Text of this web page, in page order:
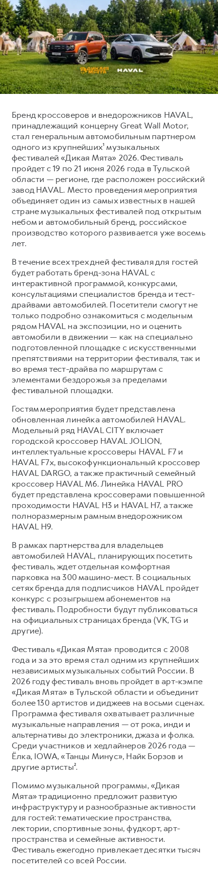
DARGO
от 3 199 000 ₽
DARGO X
от 3 499 000 ₽
F7
от 2 899 000 ₽
F7X
от 3 599 000 ₽
POER
от 3 449 000 ₽
Тест-драйв
Трейд-ин
КРЕДИТ И СТРАХОВАНИЕ
Кредитный калькулятор
Страхование
Кредит
КОРПОРАТИВНЫМ КЛИЕНТАМ
Для малого бизнеса
Корпоративным клиентам
Крупным корпоративным клиентам
Система управления автопарком
Сервис для корпоративных клиентов
HAVAL Лизинг
АКСЕССУАРЫ HAVAL
Автомобильные аксессуары
Коллекция CITY
Коллекция Базовая
Коллекция Детская
СЕРВИСНОЕ ОБСЛУЖИВАНИЕ
Нулевое ТО
Программа «Помощь на дороге»
Регламенты технического обслуживания
Электронный ПТС
GWM Безопасность
Гарантия HAVAL
Мобильное приложение GWM
Программа «HAVAL Защита+»
Руководства по эксплуатации
Подписки
АКСЕССУАРЫ HAVAL
Коллекция CITY
Коллекция Базовая
Коллекция Детская
О дилере
Наша команда
Контакты
Бренд кроссоверов и внедорожников HAVAL,
принадлежащий концерну Great Wall Motor,
стал генеральным автомобильным партнером
одного из крупнейших¹ музыкальных
фестивалей «Дикая Мята» 2026. Фестиваль
пройдет с 19 по 21 июня 2026 года в Тульской
области — регионе, где расположен российский
завод HAVAL. Место проведения мероприятия
объединяет один из самых известных в нашей
стране музыкальных фестивалей под открытым
небом и автомобильный бренд, российское
производство которого развивается уже восемь
лет.
В течение всех трех дней фестиваля для гостей
будет работать бренд-зона HAVAL с
интерактивной программой, конкурсами,
консультациями специалистов бренда и тест-
драйвами автомобилей. Посетители смогут не
только подробно ознакомиться с модельным
рядом HAVAL на экспозиции, но и оценить
автомобили в движении — как на специально
подготовленной площадке с искусственными
препятствиями на территории фестиваля, так и
во время тест-драйва по маршрутам с
элементами бездорожья за пределами
фестивальной площадки.
Гостям мероприятия будет представлена
обновленная линейка автомобилей HAVAL.
Модельный ряд HAVAL CITY включает
городской кроссовер HAVAL JOLION,
интеллектуальные кроссоверы HAVAL F7 и
HAVAL F7x, высокофункциональный кроссовер
HAVAL DARGO, а также практичный семейный
кроссовер HAVAL M6. Линейка HAVAL PRO
будет представлена кроссоверами повышенной
проходимости HAVAL H3 и HAVAL H7, а также
полноразмерным рамным внедорожником
HAVAL H9.
В рамках партнерства для владельцев
автомобилей HAVAL, планирующих посетить
фестиваль, ждет отдельная комфортная
парковка на 300 машино-мест. В социальных
сетях бренда для подписчиков HAVAL пройдет
конкурс с розыгрышем абонементов на
фестиваль. Подробности будут публиковаться
на официальных страницах бренда (VK, TG и
другие).
Фестиваль «Дикая Мята» проводится с 2008
года и за это время стал одним из крупнейших
независимых музыкальных событий России. В
2026 году фестиваль вновь пройдет в арт-кэмпе
«Дикая Мята» в Тульской области и объединит
более 130 артистов и диджеев на восьми сценах.
Программа фестиваля охватывает различные
музыкальные направления — от рока, инди и
альтернативы до электроники, джаза и фолка.
Среди участников и хедлайнеров 2026 года —
Ёлка, IOWA, «Танцы Минус», Найк Борзов и
другие артисты².
Помимо музыкальной программы, «Дикая
Мята» традиционно предложит развитую
инфраструктуру и разнообразные активности
для гостей: тематические пространства,
лектории, спортивные зоны, фудкорт, арт-
пространства и семейные активности.
Фестиваль ежегодно привлекает десятки тысяч
посетителей со всей России.